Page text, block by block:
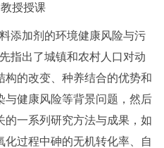
授授课
添加剂的环境健康风险与污
指出了城镇和农村人口对动
的改变、种养结合的优势和
与健康风险等背景问题，然后
一系列研究方法与成果，如
过程中砷的无机转化率、自